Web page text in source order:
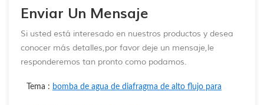
Enviar Un Mensaje
Si usted está interesado en nuestros productos y desea
conocer más detalles,por favor deje un mensaje,le
responderemos tan pronto como podamos.
Tema : bomba de agua de diafragma de alto flujo para